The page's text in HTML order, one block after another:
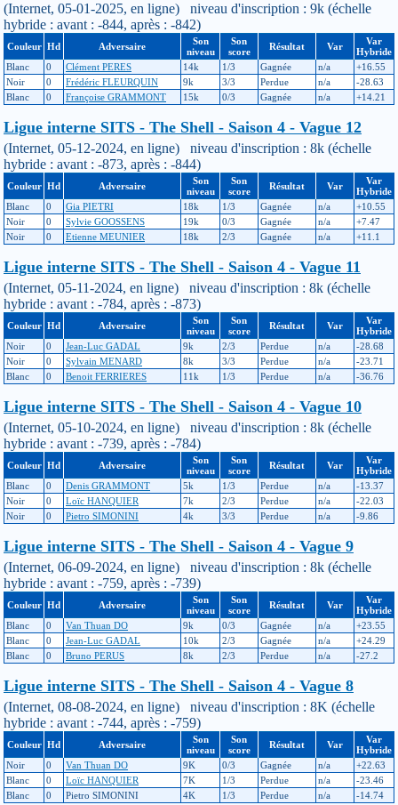
(Internet, 05-01-2025, en ligne) niveau d'inscription : 9k (échelle
hybride : avant : -844, après : -842)
Couleur Hd Adversaire
Son
niveau
Son
score
Résultat Var
Var
Hybride
Blanc
0 Clément PERES 14k 1/3 Gagnée n/a
+16.55
Noir
0 Frédéric FLEURQUIN 9k 3/3 Perdue n/a
-28.63
Blanc
0 Françoise GRAMMONT 15k 0/3 Gagnée n/a +14.21
Ligue interne SITS - The Shell - Saison 4 - Vague 12
(Internet, 05-12-2024, en ligne) niveau d'inscription : 8k (échelle
hybride : avant : -873, après : -844)
Couleur Hd Adversaire
Son
niveau
Son
score
Résultat Var
Var
Hybride
Blanc
0 Gia PIETRI 18k 1/3 Gagnée n/a
+10.55
Noir
0 Sylvie GOOSSENS 19k 0/3 Gagnée n/a
+7.47
Noir
0 Etienne MEUNIER 18k 2/3 Gagnée n/a +11.1
Ligue interne SITS - The Shell - Saison 4 - Vague 11
(Internet, 05-11-2024, en ligne) niveau d'inscription : 8k (échelle
hybride : avant : -784, après : -873)
Couleur Hd Adversaire
Son
niveau
Son
score
Résultat Var
Var
Hybride
Noir
0 Jean-Luc GADAL 9k 2/3 Perdue n/a
-28.68
Noir
0 Sylvain MENARD 8k 3/3 Perdue n/a
-23.71
Blanc
0 Benoit FERRIERES 11k 1/3 Perdue n/a -36.76
Ligue interne SITS - The Shell - Saison 4 - Vague 10
(Internet, 05-10-2024, en ligne) niveau d'inscription : 8k (échelle
hybride : avant : -739, après : -784)
Couleur Hd Adversaire
Son
niveau
Son
score
Résultat Var
Var
Hybride
Blanc
0 Denis GRAMMONT 5k 1/3 Perdue n/a
-13.37
Noir
0 Loïc HANQUIER 7k 2/3 Perdue n/a
-22.03
Noir
0 Pietro SIMONINI 4k 3/3 Perdue n/a -9.86
Ligue interne SITS - The Shell - Saison 4 - Vague 9
(Internet, 06-09-2024, en ligne) niveau d'inscription : 8k (échelle
hybride : avant : -759, après : -739)
Couleur Hd Adversaire
Son
niveau
Son
score
Résultat Var
Var
Hybride
Blanc
0 Van Thuan DO 9k 0/3 Gagnée n/a
+23.55
Blanc
0 Jean-Luc GADAL 10k 2/3 Gagnée n/a
+24.29
Blanc
0 Bruno PERUS 8k 2/3 Perdue n/a -27.2
Ligue interne SITS - The Shell - Saison 4 - Vague 8
(Internet, 08-08-2024, en ligne) niveau d'inscription : 8K (échelle
hybride : avant : -744, après : -759)
Couleur Hd Adversaire
Son
niveau
Son
score
Résultat Var
Var
Hybride
Noir
0 Van Thuan DO 9K 0/3 Gagnée n/a
+22.63
Blanc
0 Loïc HANQUIER 7K 1/3 Perdue n/a
-23.46
Blanc
0 Pietro SIMONINI 4K 1/3 Perdue n/a -14.74